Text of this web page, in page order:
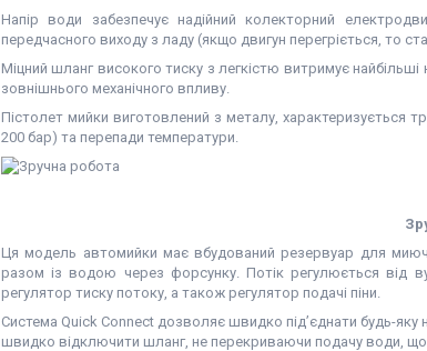
Напір води забезпечує надійний колекторний
передчасного виходу з ладу (якщо двигун перегріється, то
Міцний шланг високого тиску з легкістю витримує
зовнішнього механічного впливу.
Пістолет мийки виготовлений з металу, характеризується
200 бар) та перепади температури.
Ця модель автомийки має вбудований резервуар для
разом із водою через форсунку. Потік регулюється від
регулятор тиску потоку, а також регулятор подачі піни.
Система Quick Connect дозволяє швидко під’єднати будь-
швидко відключити шланг, не перекриваючи подачу води,